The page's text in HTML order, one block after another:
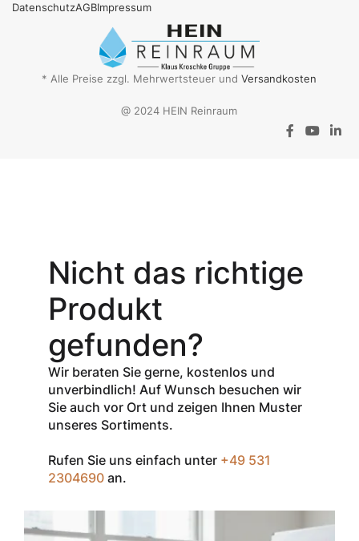
DatenschutzAGBImpressum
* Alle Preise zzgl. Mehrwertsteuer undVersandkosten
@ 2024 HEIN Reinraum
Gutschein-Code
INSPEC30
erhalten Sie
% Rabattauf
den Netto-
Verkaufspreis
aller Produkte
der Marke
InSpec von
Redditch
Zum Einlösen
geben Sie den
an der Kasse
Nicht das richtige
Produkt
gefunden?
Wir beraten Sie gerne, kostenlos und
unverbindlich! Auf Wunsch besuchen wir
Sie auch vor Ort und zeigen Ihnen Muster
unseres Sortiments.
Rufen Sie uns einfach unter +49 531
2304690 an.